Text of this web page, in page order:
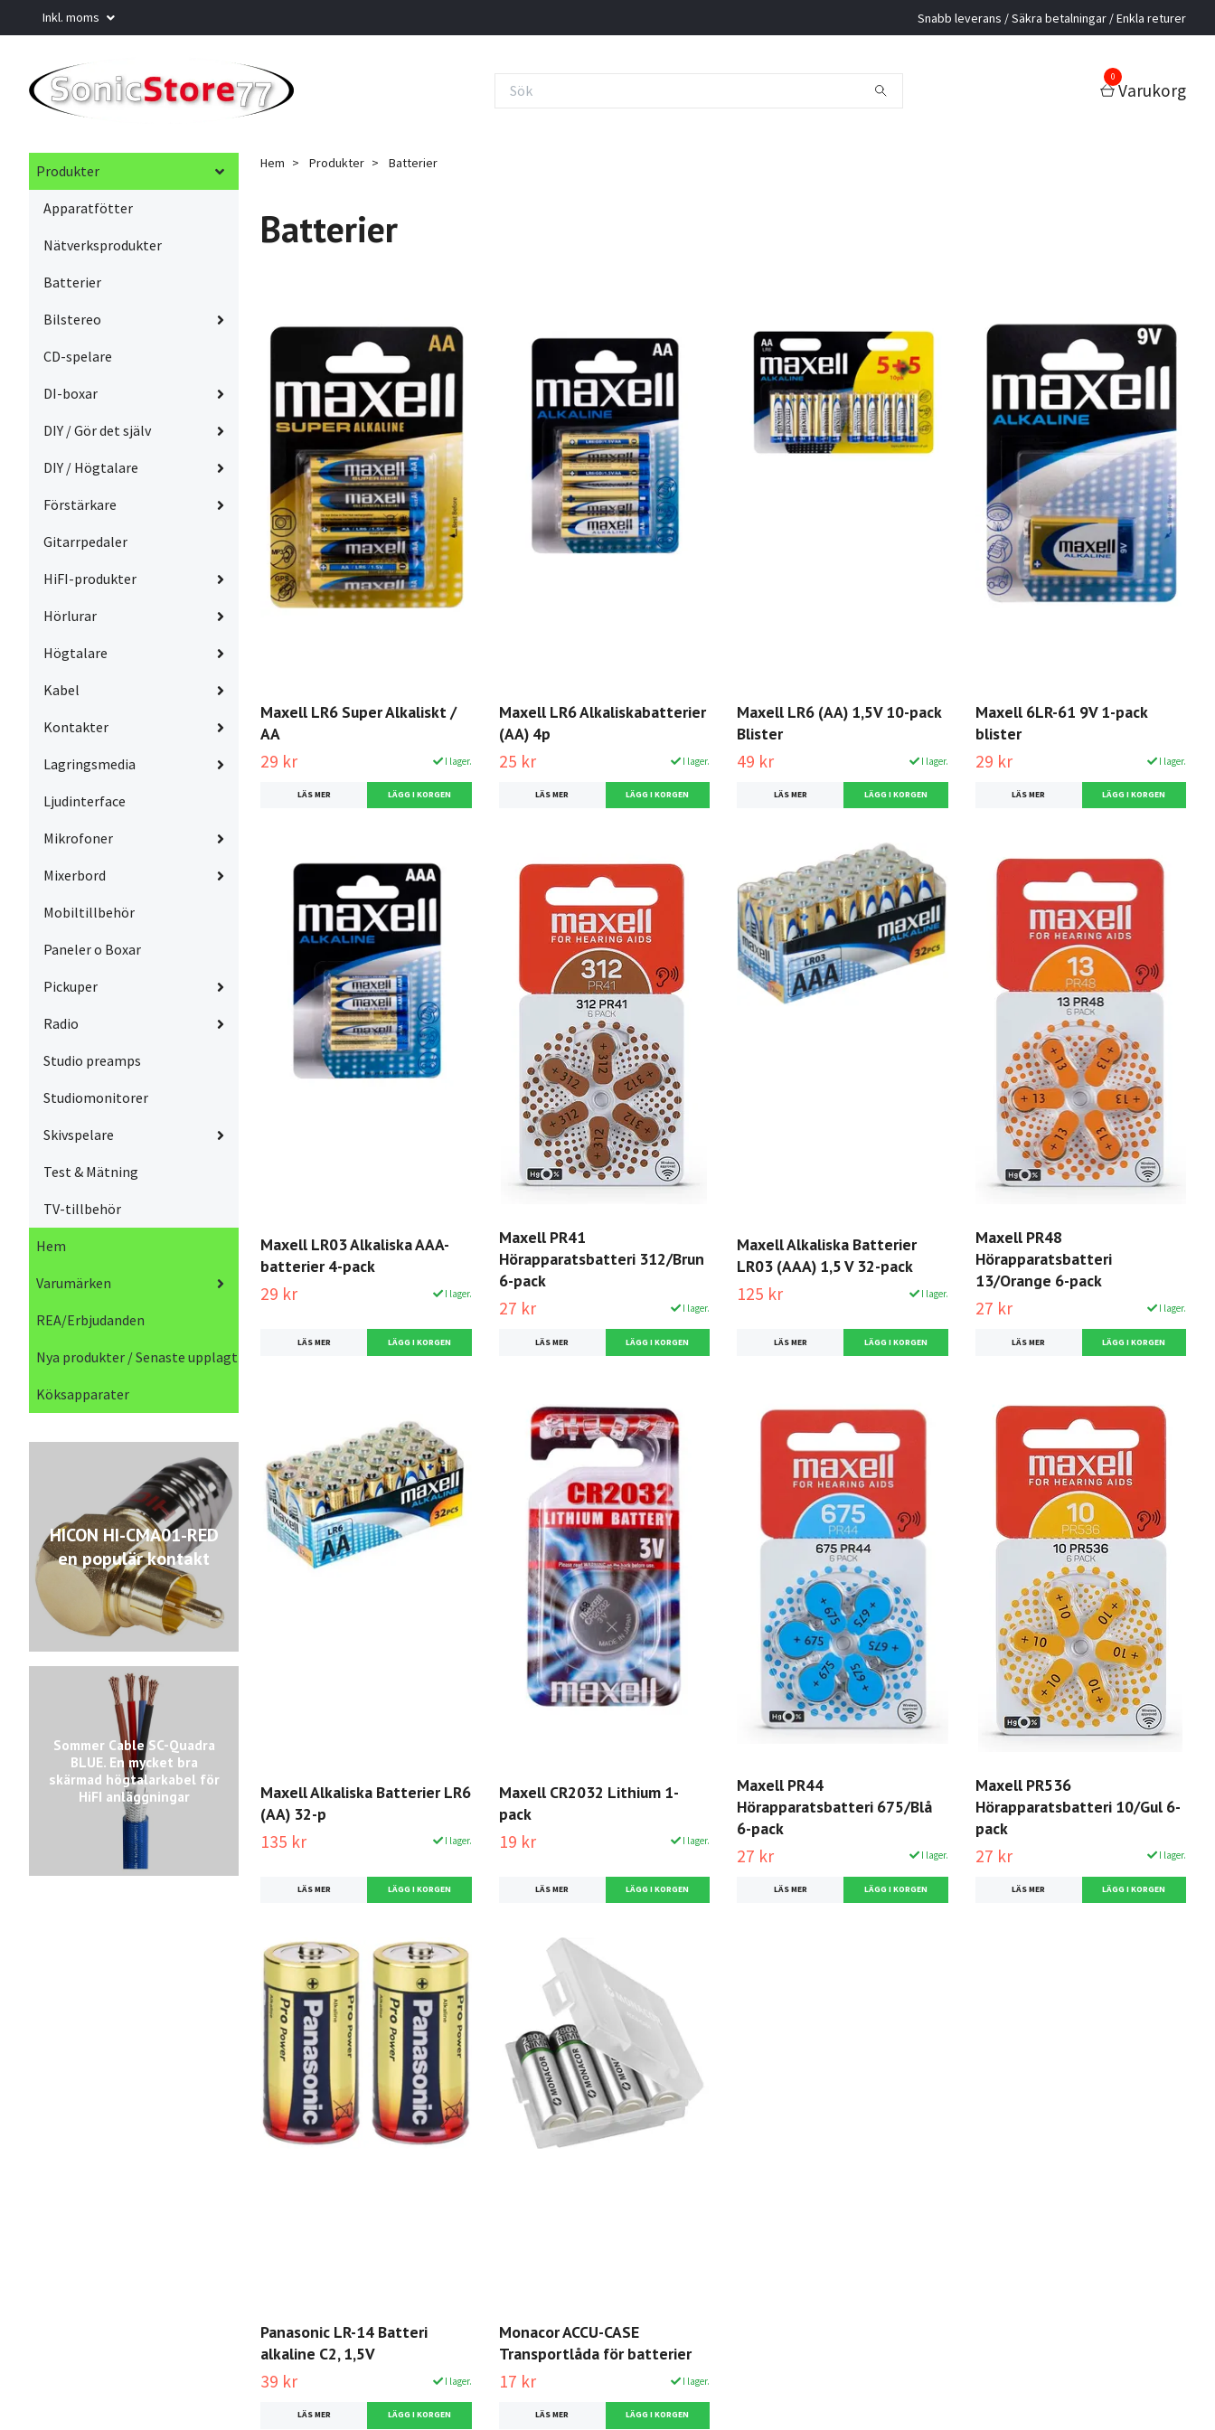
Inkl. moms Snabb leverans / Säkra betalningar / Enkla returer
0
Varukorg
Produkter
Apparatfötter
Nätverksprodukter
Batterier
Bilstereo
CD-spelare
DI-boxar
DIY / Gör det själv
DIY / Högtalare
Förstärkare
Gitarrpedaler
HiFI-produkter
Hörlurar
Högtalare
Kabel
Kontakter
Lagringsmedia
Ljudinterface
Mikrofoner
Mixerbord
Mobiltillbehör
Paneler o Boxar
Pickuper
Radio
Studio preamps
Studiomonitorer
Skivspelare
Test & Mätning
TV-tillbehör
Hem
Varumärken
REA/Erbjudanden
Nya produkter / Senaste upplagt
Köksapparater
HICON HI-CMA01-RED
en populär kontakt
Sommer Cable SC-Quadra
BLUE. En mycket bra
skärmad högtalarkabel för
HiFI anläggningar
Hem Produkter Batterier
Batterier
Maxell LR6 Super Alkaliskt /
AA
29 kr I lager.
LÄS MER
Maxell LR6 Alkaliskabatterier
(AA) 4p
25 kr I lager.
LÄS MER
Maxell LR6 (AA) 1,5V 10-pack
Blister
49 kr I lager.
LÄS MER
Maxell 6LR-61 9V 1-pack
blister
29 kr I lager.
LÄS MER
Maxell LR03 Alkaliska AAA-
batterier 4-pack
29 kr I lager.
LÄS MER
Maxell PR41
Hörapparatsbatteri 312/Brun
6-pack
27 kr I lager.
LÄS MER
Maxell Alkaliska Batterier
LR03 (AAA) 1,5 V 32-pack
125 kr I lager.
LÄS MER
Maxell PR48
Hörapparatsbatteri
13/Orange 6-pack
27 kr I lager.
LÄS MER
Maxell Alkaliska Batterier LR6
(AA) 32-p
135 kr I lager.
LÄS MER
Maxell CR2032 Lithium 1-
pack
19 kr I lager.
LÄS MER
Maxell PR44
Hörapparatsbatteri 675/Blå
6-pack
27 kr I lager.
LÄS MER
Maxell PR536
Hörapparatsbatteri 10/Gul 6-
pack
27 kr I lager.
LÄS MER
Panasonic LR-14 Batteri
alkaline C2, 1,5V
39 kr I lager.
LÄS MER
Monacor ACCU-CASE
Transportlåda för batterier
17 kr I lager.
LÄS MER